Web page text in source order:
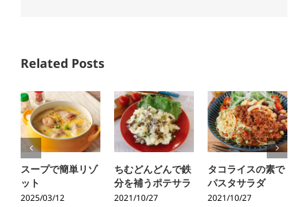
Related Posts
スープで簡単リゾ
ット
2025/03/12
ちむどんどんで鉄
分を補うポテサラ
2021/10/27
タコライスの素で
パスタサラダ
2021/10/27